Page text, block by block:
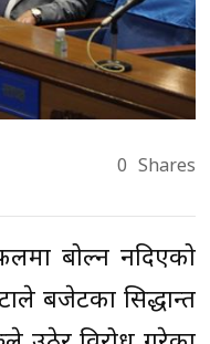
0 Shares
बोल्न नदिएको
बजेटका सिद्धान्त